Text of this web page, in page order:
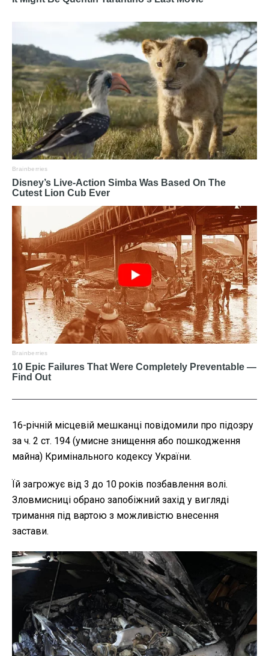
16-річній місцевій мешканці повідомили про підозру
за ч. 2 ст. 194 (умисне знищення або пошкодження
майна) Кримінального кодексу України.
Їй загрожує від 3 до 10 років позбавлення волі.
Зловмисниці обрано запобіжний захід у вигляді
тримання під вартою з можливістю внесення
застави.